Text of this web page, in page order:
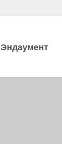
Эндаумент